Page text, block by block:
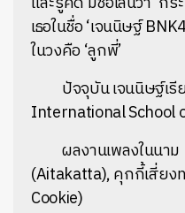
เธอในชื่อ ‘เจนนิษฐ์
ในวงคือ ‘ลูกพี่’
ปัจจุบัน เจนนิษฐ์เ
International School
ผลงานเพลงในนา
(Aitakatta), คุกกี้เสี่ยง
Cookie)